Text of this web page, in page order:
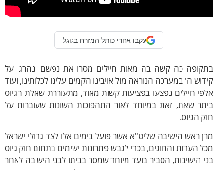
עקבו אחרי כותל המזרח בגוגל
כה קשה בה מאות חיילים מסרו את נפשם ונהרגו על
ה' במערכה הנוראה מול אויבינו הקמים עלינו לכלותינו, ועוד
חיילים נפצעו בפציעות קשות מאוד, מתעוררת שאלת הגיוס
שאת, זאת במיוחד לאור התהפוכות השונות שעוברות על
הגיוס.
ראש הישיבה שליט"א אשרפועל בימים אלו לצד גדולי ישראל
העדות והחוגים, בכדי לגבש פתרונות ישימים בתחום חוק גיוס
הישיבות, הסביר בועד מיוחד שמסר בביתו לבני הישיבה לאחר